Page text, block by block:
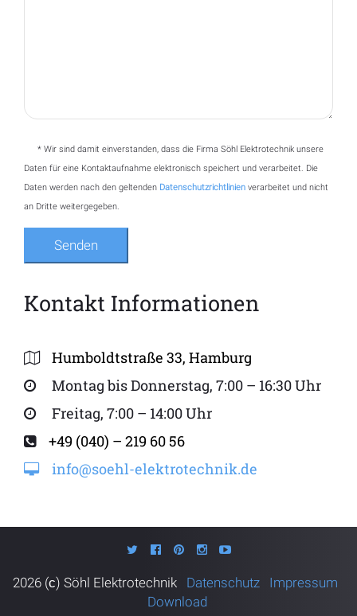
* Wir sind damit einverstanden, dass die Firma Söhl Elektrotechnik unsere
Daten für eine Kontaktaufnahme elektronisch speichert und verarbeitet. Die
Daten werden nach den geltenden Datenschutzrichtlinien verarbeitet und nicht
an Dritte weitergegeben.
Kontakt Informationen
Humboldtstraße 33, Hamburg
Montag bis Donnerstag, 7:00 – 16:30 Uhr
Freitag, 7:00 – 14:00 Uhr
+49 (040) – 219 60 56
info@soehl-elektrotechnik.de
2026 (с) Söhl Elektrotechnik Datenschutz
Impressum
Download